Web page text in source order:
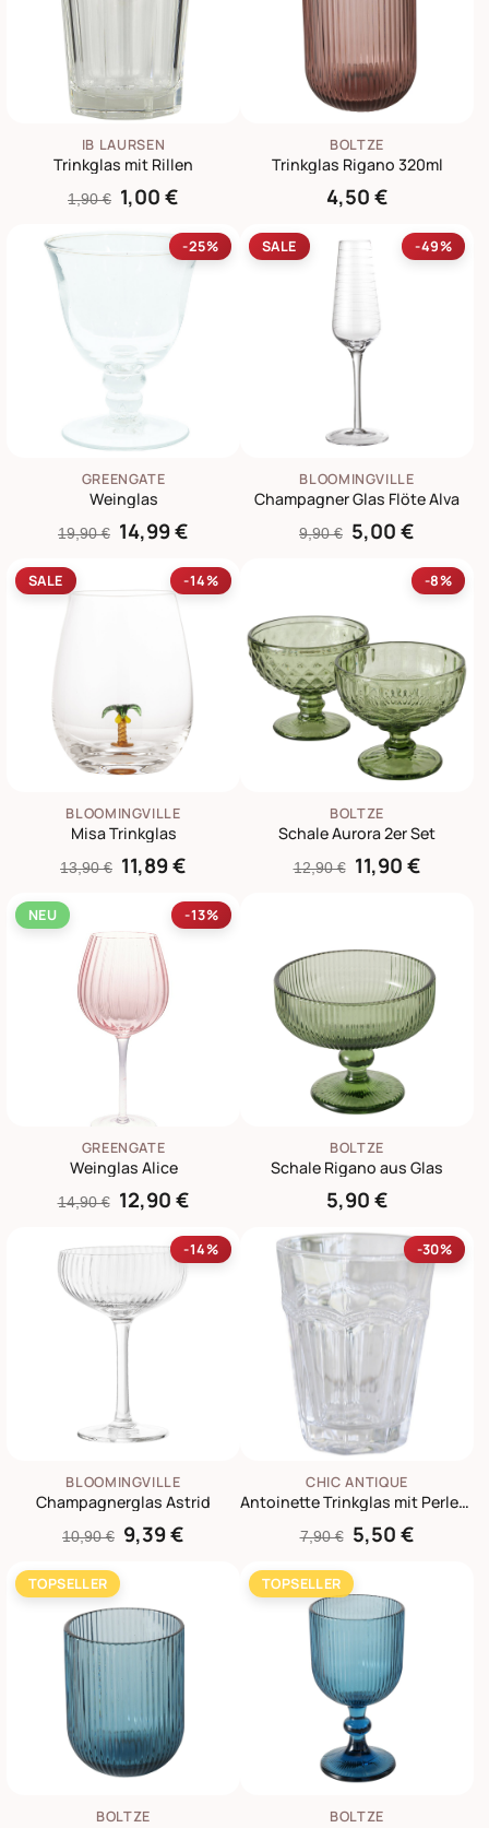
IB LAURSEN
Trinkglas mit Rillen
1,90 € 1,00 €
BOLTZE
Trinkglas Rigano 320ml
4,50 €
-25%
GREENGATE
Weinglas
19,90 € 14,99 €
SALE -49%
BLOOMINGVILLE
Champagner Glas Flöte Alva
9,90 € 5,00 €
SALE -14%
BLOOMINGVILLE
Misa Trinkglas
13,90 € 11,89 €
-8%
BOLTZE
Schale Aurora 2er Set
12,90 € 11,90 €
NEU -13%
GREENGATE
Weinglas Alice
14,90 € 12,90 €
BOLTZE
Schale Rigano aus Glas
5,90 €
-14%
BLOOMINGVILLE
Champagnerglas Astrid
10,90 € 9,39 €
-30%
CHIC ANTIQUE
Antoinette Trinkglas mit Perlenkante
7,90 € 5,50 €
TOPSELLER
BOLTZE
TOPSELLER
BOLTZE